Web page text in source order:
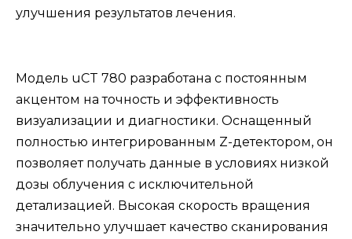
улучшения результатов лечения.
Модель uCT 780 разработана с постоянным
акцентом на точность и эффективность
визуализации и диагностики. Оснащенный
полностью интегрированным Z-детектором, он
позволяет получать данные в условиях низкой
дозы облучения с исключительной
детализацией. Высокая скорость вращения
значительно улучшает качество сканирования